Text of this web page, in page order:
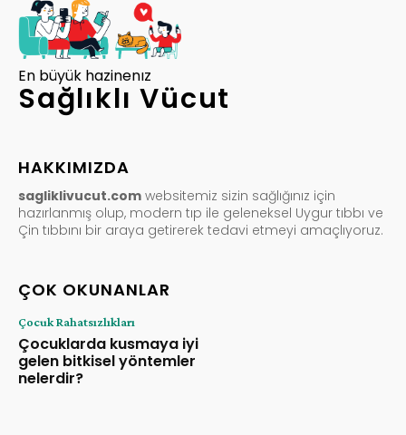
En büyük hazinenız
Sağlıklı Vücut
HAKKIMIZDA
sagliklivucut.com websitemiz sizin sağlığınız için
hazırlanmış olup, modern tıp ile geleneksel Uygur tıbbı ve
Çin tıbbını bir araya getirerek tedavi etmeyi amaçlıyoruz.
ÇOK OKUNANLAR
Çocuk Rahatsızlıkları
Çocuklarda kusmaya iyi
gelen bitkisel yöntemler
nelerdir?